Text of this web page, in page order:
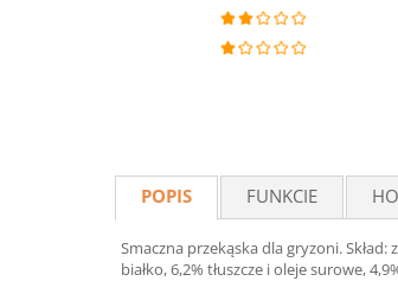
POPIS FUNKCIE
Smaczna przekąska dla gryzoni.
białko, 6,2% tłuszcze i oleje surowe,